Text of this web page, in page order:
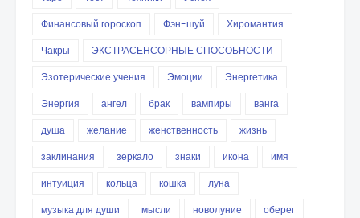
Финансовый гороскоп
Фэн-шуй
Хиромантия
Чакры
ЭКСТРАСЕНСОРНЫЕ СПОСОБНОСТИ
Эзотерические учения
Эмоции
Энергетика
Энергия
ангел брак вампиры
ванга
душа
желание женственность
жизнь
заклинания
зеркало знаки икона
имя
интуиция
кольца кошка
луна
музыка для души
мысли новолуние
оберег